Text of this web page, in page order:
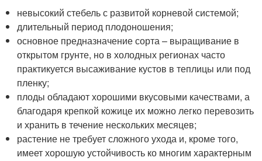
невысокий стебель с развитой корневой системой;
длительный период плодоношения;
основное предназначение сорта – выращивание в
открытом грунте, но в холодных регионах часто
практикуется высаживание кустов в теплицы или под
пленку;
плоды обладают хорошими вкусовыми качествами, а
благодаря крепкой кожице их можно легко перевозить
и хранить в течение нескольких месяцев;
растение не требует сложного ухода и, кроме того,
имеет хорошую устойчивость ко многим характерным